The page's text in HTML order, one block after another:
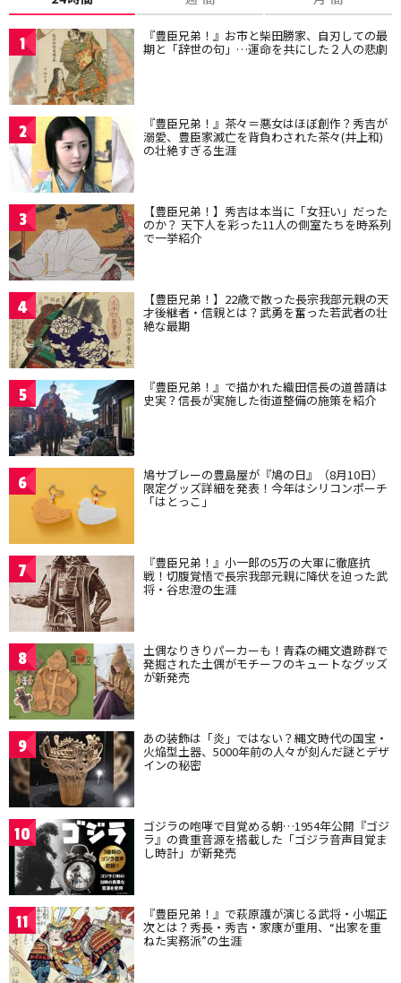
1 『豊臣兄弟！』お市と柴田勝家、自刃しての最
期と「辞世の句」…運命を共にした２人の悲劇
2 『豊臣兄弟！』茶々＝悪女はほぼ創作？秀吉が
溺愛、豊臣家滅亡を背負わされた茶々(井上和)
の壮絶すぎる生涯
3 【豊臣兄弟！】秀吉は本当に「女狂い」だった
のか？ 天下人を彩った11人の側室たちを時系列
で一挙紹介
4 【豊臣兄弟！】22歳で散った長宗我部元親の天
才後継者・信親とは？武勇を奮った若武者の壮
絶な最期
5 『豊臣兄弟！』で描かれた織田信長の道普請は
史実？信長が実施した街道整備の施策を紹介
6 鳩サブレーの豊島屋が『鳩の日』（8月10日）
限定グッズ詳細を発表！今年はシリコンポーチ
「はとっこ」
7 『豊臣兄弟！』小一郎の5万の大軍に徹底抗
戦！切腹覚悟で長宗我部元親に降伏を迫った武
将・谷忠澄の生涯
8 土偶なりきりパーカーも！青森の縄文遺跡群で
発掘された土偶がモチーフのキュートなグッズ
が新発売
9 あの装飾は「炎」ではない？縄文時代の国宝・
火焔型土器、5000年前の人々が刻んだ謎とデザ
インの秘密
10 ゴジラの咆哮で目覚める朝…1954年公開『ゴジ
ラ』の貴重音源を搭載した「ゴジラ音声目覚ま
し時計」が新発売
11 『豊臣兄弟！』で萩原護が演じる武将・小堀正
次とは？秀長・秀吉・家康が重用、“出家を重
ねた実務派”の生涯